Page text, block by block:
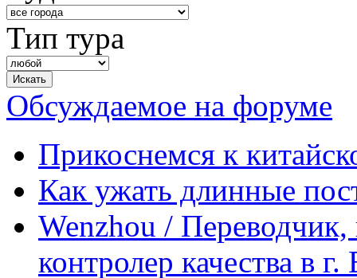
Тип тура
Обсуждаемое на форуме
Прикоснемся к
Как ужать длинные
Wenzhou / Переводчик,
контролер качества в